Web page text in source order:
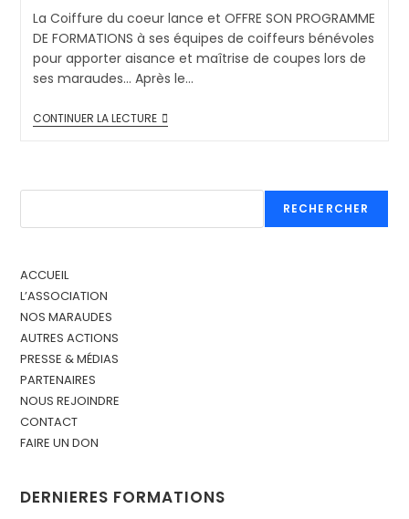
La Coiffure du coeur lance et OFFRE SON PROGRAMME
DE FORMATIONS à ses équipes de coiffeurs bénévoles
pour apporter aisance et maîtrise de coupes lors de
ses maraudes… Après le…
CONTINUER LA LECTURE
RECHERCHER
ACCUEIL
L’ASSOCIATION
NOS MARAUDES
AUTRES ACTIONS
PRESSE & MÉDIAS
PARTENAIRES
NOUS REJOINDRE
CONTACT
FAIRE UN DON
DERNIERES FORMATIONS